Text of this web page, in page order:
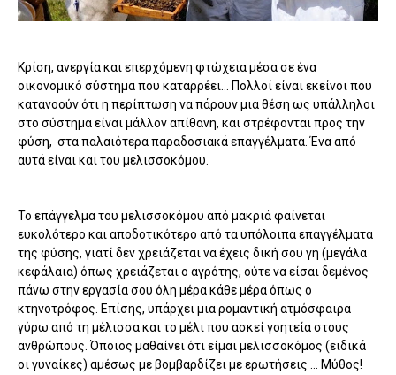
Κρίση, ανεργία και επερχόμενη φτώχεια μέσα σε ένα
οικονομικό σύστημα που καταρρέει... Πολλοί είναι εκείνοι που
κατανοούν ότι η περίπτωση να πάρουν μια θέση ως υπάλληλοι
στο σύστημα είναι μάλλον απίθανη, και στρέφονται προς την
φύση, στα παλαιότερα παραδοσιακά επαγγέλματα. Ένα από
αυτά είναι και του μελισσοκόμου.
Το επάγγελμα του μελισσοκόμου από μακριά φαίνεται
ευκολότερο και αποδοτικότερο από τα υπόλοιπα επαγγέλματα
της φύσης, γιατί δεν χρειάζεται να έχεις δική σου γη (μεγάλα
κεφάλαια) όπως χρειάζεται ο αγρότης, ούτε να είσαι δεμένος
πάνω στην εργασία σου όλη μέρα κάθε μέρα όπως ο
κτηνοτρόφος. Επίσης, υπάρχει μια ρομαντική ατμόσφαιρα
γύρω από τη μέλισσα και το μέλι που ασκεί γοητεία στους
ανθρώπους. Όποιος μαθαίνει ότι είμαι μελισσοκόμος (ειδικά
οι γυναίκες) αμέσως με βομβαρδίζει με ερωτήσεις … Μύθος!